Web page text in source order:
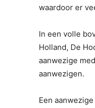
waardoor er
In een volle
Holland, De
aanwezige
aanwezigen.
Een